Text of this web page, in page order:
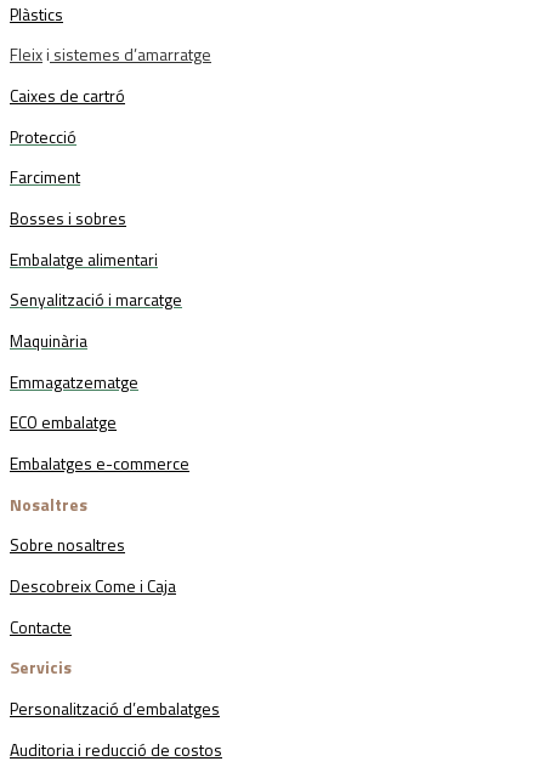
Plàstics
Fleix i sistemes d’amarratge
Caixes de cartró
Protecció
Farciment
Bosses i sobres
Embalatge alimentari
Senyalització i marcatge
Maquinària
Emmagatzematge
ECO embalatge
Embalatges e-commerce
Nosaltres
Sobre nosaltres
Descobreix Come i Caja
Contacte
Servicis
Personalització d’embalatges
Auditoria i reducció de costos